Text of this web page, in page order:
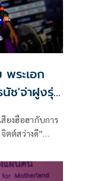
พระเอก
ช'จ่าฝูงรุ่น
สียงฮือฮากับการ
ตต์สว่างดี”
อนเซอร์สาวสวย
CBR Trophy